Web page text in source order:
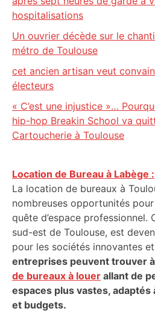
hospitalisations
Un ouvrier décède sur le
métro de Toulouse
cet ancien artisan veut
électeurs
« C’est une injustice »…
hip-hop Breakin School va
Cartoucherie à Toulouse
Location de Bureau à Labège :
La location de bureaux à
nombreuses opportunités
quête d’espace professionnel.
sud-est de Toulouse, est
pour les sociétés innovantes
entreprises peuvent trouver
de bureaux à louer allant de
espaces plus vastes,
et budgets.